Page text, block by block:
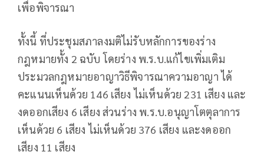
เพื่อพิจารณา
ทั้งนี้ ที่ประชุมสภาลงมติไม่รับหลักการของร่าง
กฎหมายทั้ง 2 ฉบับ โดยร่าง พ.ร.บ.แก้ไขเพิ่มเติม
ประมวลกฎหมายอาญาวิธีพิจารณาความอาญา ได้
คะแนนเห็นด้วย 146 เสียง ไม่เห็นด้วย 231 เสียง และ
งดออกเสียง 6 เสียง ส่วนร่าง พ.ร.บ.อนุญาโตตุลาการ
เห็นด้วย 6 เสียง ไม่เห็นด้วย 376 เสียง และงดออก
เสียง 11 เสียง